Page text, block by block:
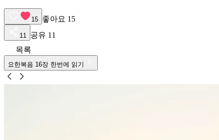
15 좋아요 15
11 공유 11
목록
요한복음 16장 한번에 읽기